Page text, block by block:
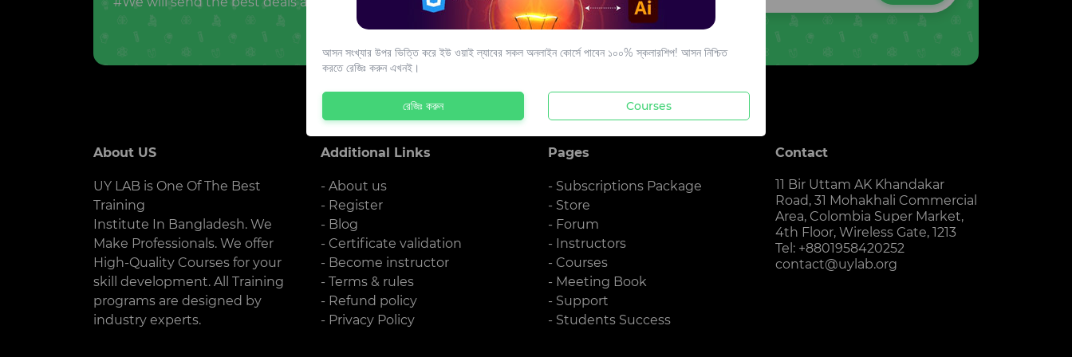
About US
UY LAB is One Of The Best
Training
Institute In Bangladesh. We
Make Professionals. We offer
High-Quality Courses for your
skill development. All Training
programs are designed by
industry experts.
Additional Links
- About us
- Register
- Blog
- Certificate validation
- Become instructor
- Terms & rules
- Refund policy
- Privacy Policy
Pages
- Subscriptions Package
- Store
- Forum
- Instructors
- Courses
- Meeting Book
- Support
- Students Success
Contact
11 Bir Uttam AK Khandakar
Road, 31 Mohakhali Commercial
Area, Colombia Super Market,
4th Floor, Wireless Gate, 1213
Tel: +8801958420252
contact@uylab.org
আসন সংখ্যার উপর ভিত্তি করে ইউ ওয়াই ল্যাবের সকল অনলাইন কোর্সে পাবেন ১০০% স্কলারশিপ! আসন নিশ্চিত
করতে রেজিঃ করুন এখনই।
রেজিঃ করুন Courses